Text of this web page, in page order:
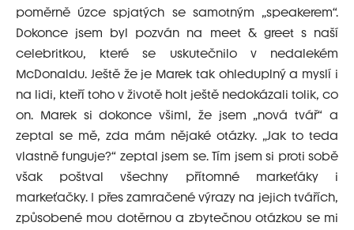
poměrně úzce spjatých se samotným „speakerem“.
Dokonce jsem byl pozván na meet & greet s naší
celebritkou, které se uskutečnilo v nedalekém
McDonaldu. Ještě že je Marek tak ohleduplný a myslí i
na lidi, kteří toho v životě holt ještě nedokázali tolik, co
on. Marek si dokonce všiml, že jsem „nová tvář“ a
zeptal se mě, zda mám nějaké otázky. „Jak to teda
vlastně funguje?“ zeptal jsem se. Tím jsem si proti sobě
však poštval všechny přítomné markeťáky i
markeťačky. I přes zamračené výrazy na jejich tvářích,
způsobené mou dotěrnou a zbytečnou otázkou se mi